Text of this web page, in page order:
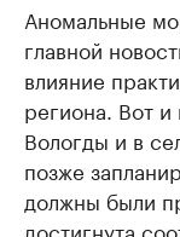
Аномальные
главной
влияние
региона. Вот
Вологды и в
позже
должны были
достигнута